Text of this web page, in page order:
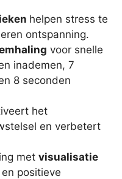
helpen stress te
ontspanning.
voor snelle
inademen, 7
8 seconden
het
en verbetert
met visualisatie
positieve